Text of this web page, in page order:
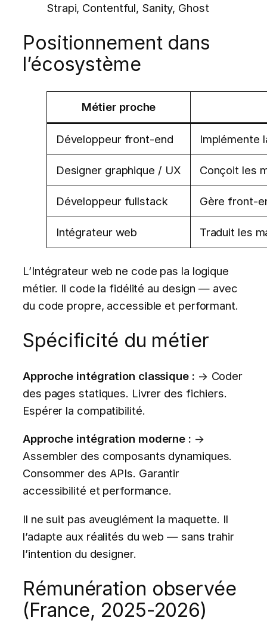
Strapi, Contentful, Sanity, Ghost
Positionnement dans
l’écosystème
Métier proche
Développeur front-end Implémente
Designer graphique / UX Conçoit les
Développeur fullstack Gère front-
Intégrateur web Traduit les
L’Intégrateur web ne code pas la logique
métier. Il code la fidélité au design — avec
du code propre, accessible et performant.
Spécificité du métier
Approche intégration classique : → Coder
des pages statiques. Livrer des fichiers.
Espérer la compatibilité.
Approche intégration moderne : →
Assembler des composants dynamiques.
Consommer des APIs. Garantir
accessibilité et performance.
Il ne suit pas aveuglément la maquette. Il
l’adapte aux réalités du web — sans trahir
l’intention du designer.
Rémunération observée
(France, 2025-2026)